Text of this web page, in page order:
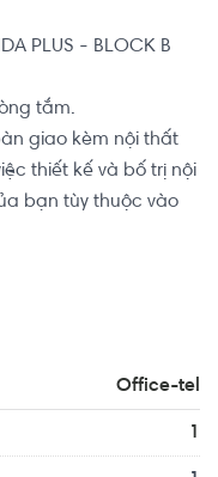
PLUS - BLOCK B
giao kèm nội thất
thiết kế và bố trị nội
bạn tùy thuộc vào
tế như: Trung tâm
tại khu căn hộ
Bên cạnh đó,
Office-tel
1